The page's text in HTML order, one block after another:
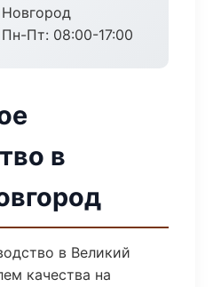
Пн-Пт: 08:00-17:00
в
в Великий
качества на